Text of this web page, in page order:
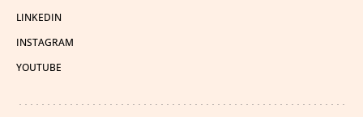
LINKEDIN
INSTAGRAM
YOUTUBE